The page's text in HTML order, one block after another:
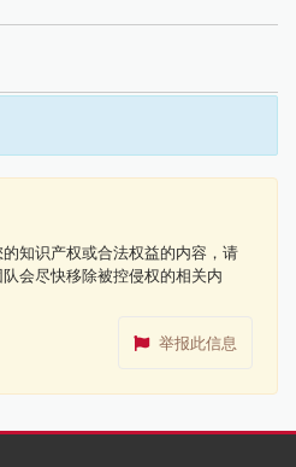
知识产权或合法权益的内容，请
会尽快移除被控侵权的相关内
举报此信息